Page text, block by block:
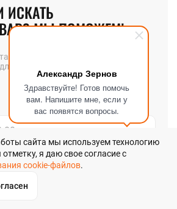
Александр Зернов
Здравствуйте! Готов помочь
вам. Напишите мне, если у
вас появятся вопросы.
ИСКАТЬ
МЫ ПОМОЖЕМ!
и мы вышлем вам
на интересующую вас
Позвоните мне
обработку своих персональных данных в
персональных данных
сайта мы используем технологию
я даю свое согласие с
cookie-файлов.